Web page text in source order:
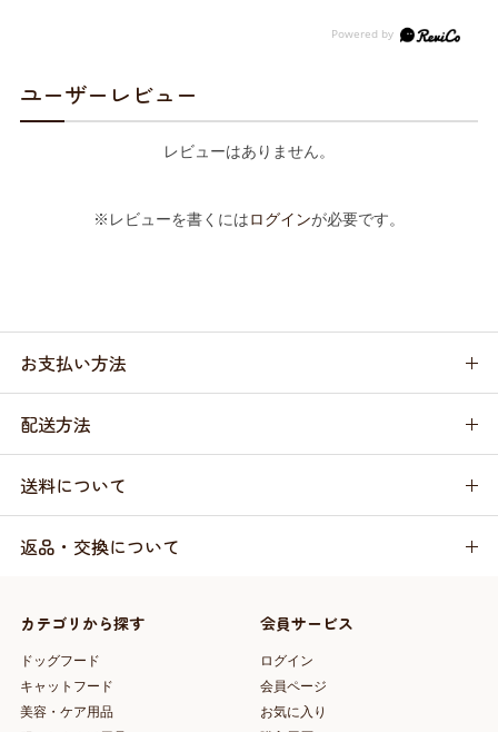
ユーザーレビュー
レビューはありません。
※レビューを書くにはログインが必要です。
お支払い方法
配送方法
送料について
返品・交換について
カテゴリから探す
ドッグフード
キャットフード
美容・ケア用品
会員サービス
ログイン
会員ページ
お気に入り